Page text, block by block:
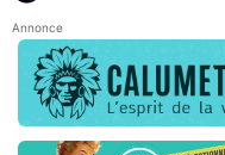
Annonce